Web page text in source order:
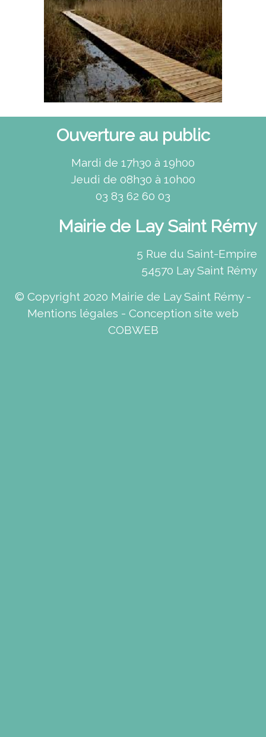
Ouverture au public
Mardi de 17h30 à 19h00
Jeudi de 08h30 à 10h00
03 83 62 60 03
Mairie de Lay Saint Rémy
5 Rue du Saint-Empire
54570 Lay Saint Rémy
© Copyright 2020 Mairie de Lay Saint Rémy -
Mentions légales - Conception site web
COBWEB